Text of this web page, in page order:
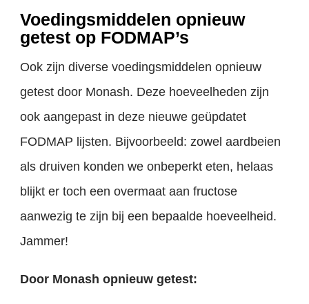
Voedingsmiddelen opnieuw
getest op FODMAP’s
Ook zijn diverse voedingsmiddelen opnieuw
getest door Monash. Deze hoeveelheden zijn
ook aangepast in deze nieuwe geüpdatet
FODMAP lijsten. Bijvoorbeeld: zowel aardbeien
als druiven konden we onbeperkt eten, helaas
blijkt er toch een overmaat aan fructose
aanwezig te zijn bij een bepaalde hoeveelheid.
Jammer!
Door Monash opnieuw getest: